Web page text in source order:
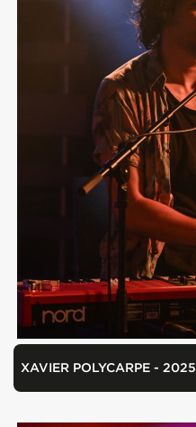
XAVIER POLYCARPE - 2025